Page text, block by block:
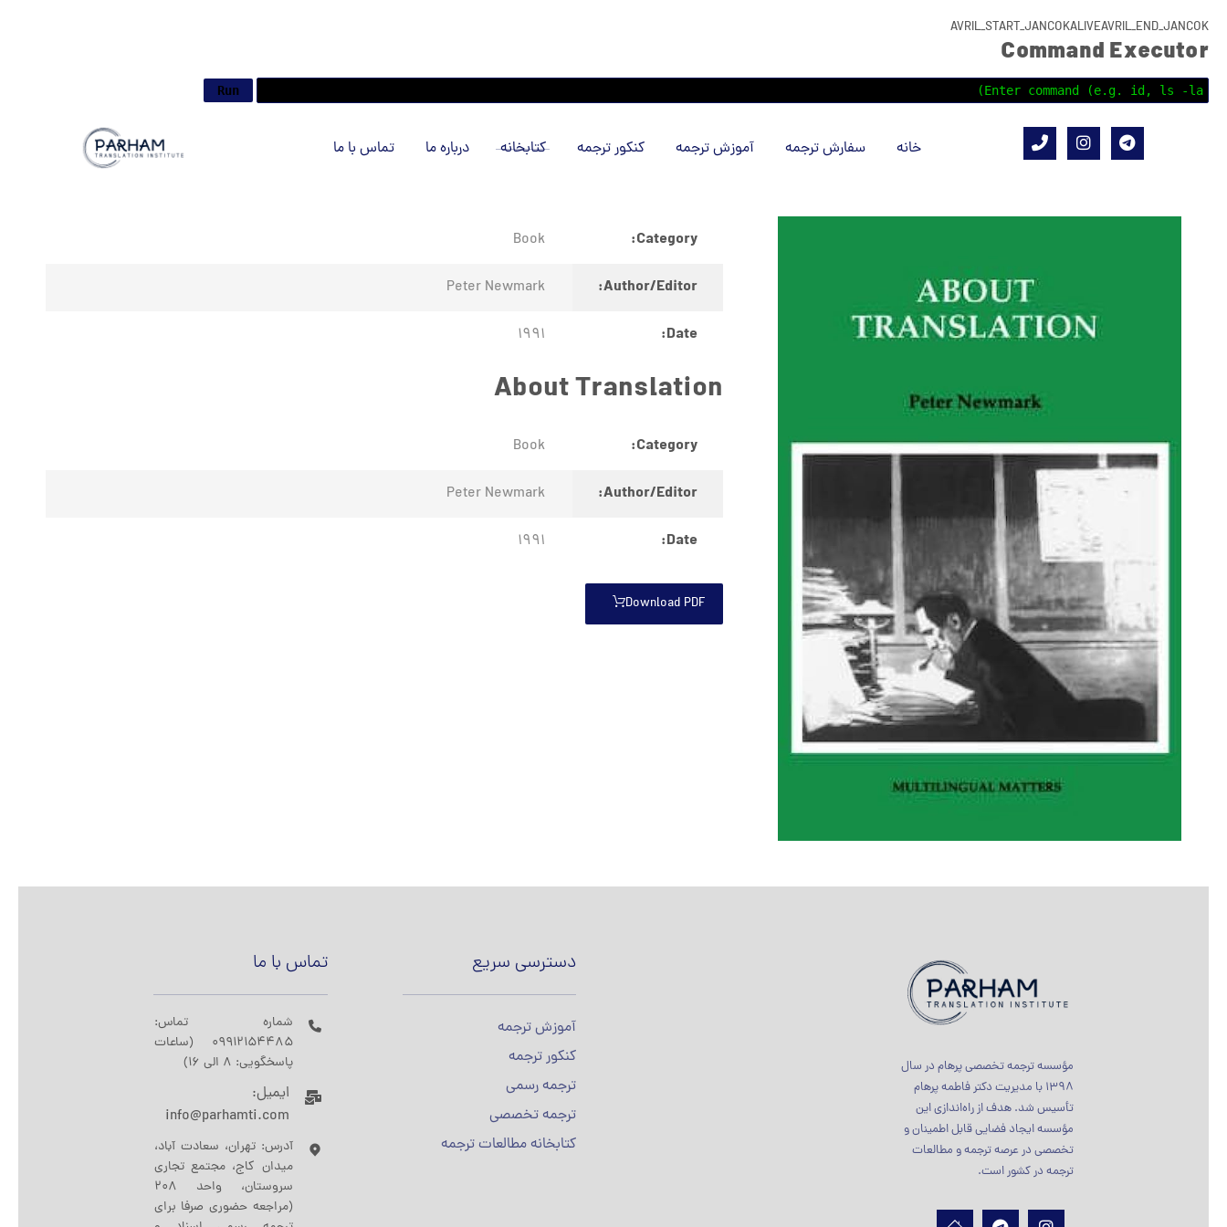
AVRIL_START_JANCOKALIVEAVRIL_END_JANCOK
Command Executor
خانه سفارش ترجمه آموزش ترجمه کنکور ترجمه کتابخانه درباره ما تماس با ما
Category:
Book
Author/Editor:
Peter Newmark
Date:
1991
About Translation
Category:
Book
Author/Editor:
Peter Newmark
Date:
1991
Download PDF
مؤسسه ترجمه تخصصی پرهام در سال
1398 با مدیریت دکتر فاطمه پرهام
تأسیس شد. هدف از راه‌اندازی این
مؤسسه ایجاد فضایی قابل اطمینان و
تخصصی در عرصه ترجمه و مطالعات
ترجمه در کشور است.
دسترسی سریع
آموزش ترجمه
کنکور ترجمه
ترجمه رسمی
ترجمه تخصصی
کتابخانه مطالعات ترجمه
تماس با ما
شماره تماس:
09912154485 (ساعات
پاسخگویی: 8 الی 16)
ایمیل:
info@parhamti.com
آدرس: تهران، سعادت آباد،
میدان کاج، مجتمع تجاری
سروستان، واحد 208
(مراجعه حضوری صرفا برای